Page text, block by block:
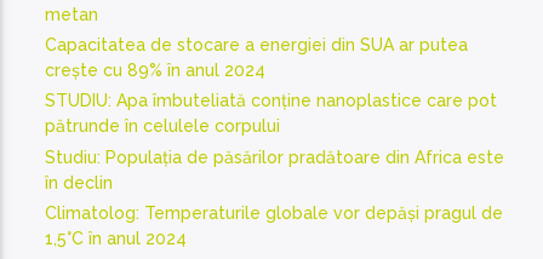
metan
Capacitatea de stocare a energiei din SUA ar putea
crește cu 89% în anul 2024
STUDIU: Apa îmbuteliată conține nanoplastice care pot
pătrunde în celulele corpului
Studiu: Populația de păsărilor pradătoare din Africa este
în declin
Climatolog: Temperaturile globale vor depăși pragul de
1,5°C în anul 2024